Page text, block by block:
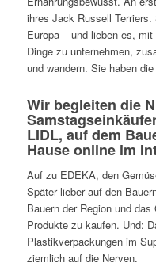
ihres Jack Russell
Europa – und lieben es,
Dinge zu unternehmen,
und wandern. Sie haben
Wir begleiten die
LIDL, auf dem
Hause online im
Auf zu EDEKA, den
Später lieber auf den
Bauern der Region und
Produkte zu kaufen. Und:
Plastikverpackungen im
ziemlich auf die Nerven.